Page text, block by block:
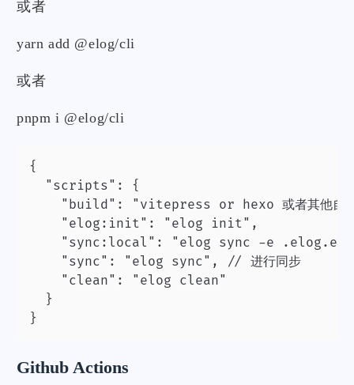
或者
yarn add @elog/cli
或者
pnpm i @elog/cli
{
  "scripts": {
"build": "vitepress or hexo 或者其他自定
    "elog:init": "elog init",
"sync:local": "elog sync -e
    "sync": "elog sync", // 进行同步
    "clean": "elog clean"
  }
}
Github Actions